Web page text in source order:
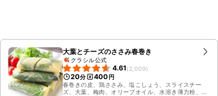
大葉とチーズのささみ春巻き
クラシル公式
4.61(2,009)
20分 400 円
春巻きの皮、鶏ささみ、塩こしょう、スライスチー
ズ、大葉、梅肉、オリーブオイル、水溶き薄力粉、料